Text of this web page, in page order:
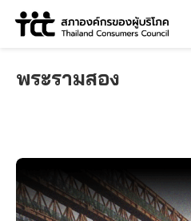
Skip
พระรามสอง